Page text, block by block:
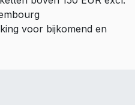
voor bijkomend en